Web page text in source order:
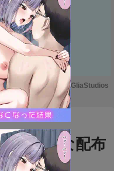
M
u
t
e
Powered by GliaStudios
れそうな配布
ｗｗｗ